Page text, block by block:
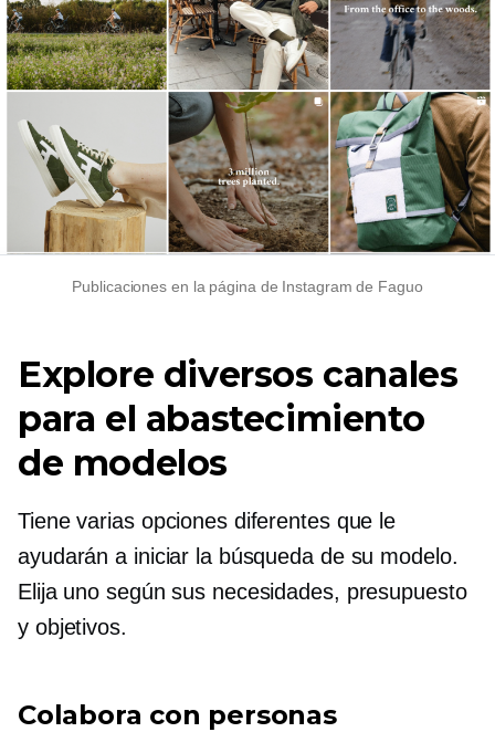
Publicaciones en la página de Instagram de Faguo
Explore diversos canales
para el abastecimiento
de modelos
Tiene varias opciones diferentes que le
ayudarán a iniciar la búsqueda de su modelo.
Elija uno según sus necesidades, presupuesto
y objetivos.
Colabora con personas